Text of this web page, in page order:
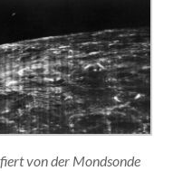
von der Mondsonde